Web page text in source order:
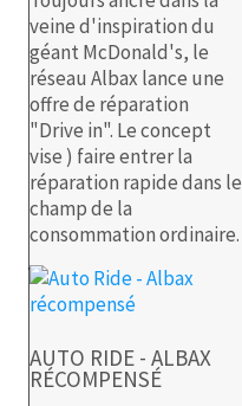
veine d'inspiration du
géant McDonald's, le
réseau Albax lance une
offre de réparation
"Drive in". Le concept
vise ) faire entrer la
réparation rapide dans le
champ de la
consommation ordinaire.
AUTO RIDE - ALBAX
RÉCOMPENSÉ